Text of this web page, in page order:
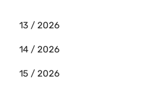
13 / 2026
14 / 2026
15 / 2026